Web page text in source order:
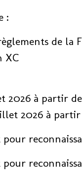
:
de
XC
à partir
2026 à partir